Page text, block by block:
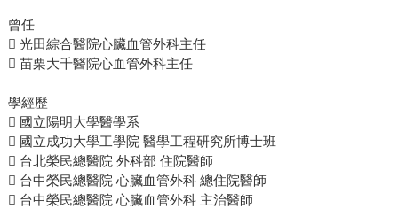
曾任
 光田綜合醫院心臟血管外科主任
 苗栗大千醫院心血管外科主任
學經歷
 國立陽明大學醫學系
 國立成功大學工學院 醫學工程研究所博士班
 台北榮民總醫院 外科部 住院醫師
 台中榮民總醫院 心臟血管外科 總住院醫師
 台中榮民總醫院 心臟血管外科 主治醫師